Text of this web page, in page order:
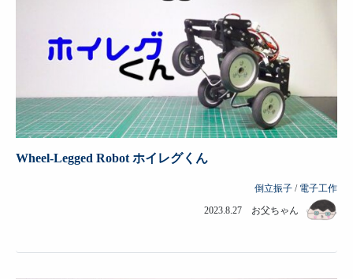
Wheel-Legged Robot ホイレグくん
倒立振子 / 電子工作
2023.8.27 お父ちゃん